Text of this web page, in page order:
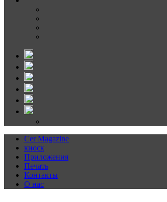
Cer Magazine
киоск
Приложения
Печать
Контакты
О нас